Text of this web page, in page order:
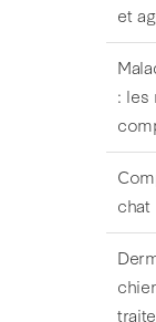
et
: les
chat